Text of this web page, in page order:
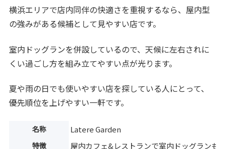
横浜エリアで店内同伴の快適さを重視するなら、屋内型
の強みがある候補として見やすい店です。
室内ドッグランを併設しているので、天候に左右されに
くい過ごし方を組み立てやすい点が光ります。
夏や雨の日でも使いやすい店を探している人にとって、
優先順位を上げやすい一軒です。
名称 Latere Garden
特徴 屋内カフェ&レストランで室内ドッグランも